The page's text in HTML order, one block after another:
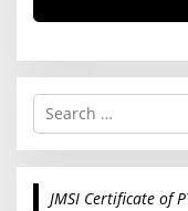
S
r
c
JMSI Certificate of